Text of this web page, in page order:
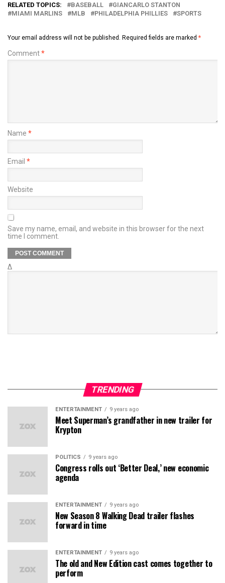
RELATED TOPICS: BASEBALL
GIANCARLO STANTON
MIAMI MARLINS
MLB PHILADELPHIA PHILLIES SPORTS
Your email address will not be published. Required fields are marked *
Comment*
Name *
Email *
Website
Save my name, email, and website in this browser for the next
time I comment.
Δ
TRENDING
ENTERTAINMENT 9 years ago
Meet Superman’s grandfather in new trailer for
Krypton
POLITICS 9 years ago
Congress rolls out ‘Better Deal,’ new economic
agenda
ENTERTAINMENT 9 years ago
New Season 8 Walking Dead trailer flashes
forward in time
ENTERTAINMENT 9 years ago
The old and New Edition cast comes together to
perform